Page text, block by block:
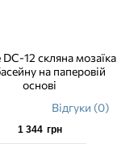
12 скляна мозаїка
на паперовій
основі
Відгуки (0)
1 344 грн